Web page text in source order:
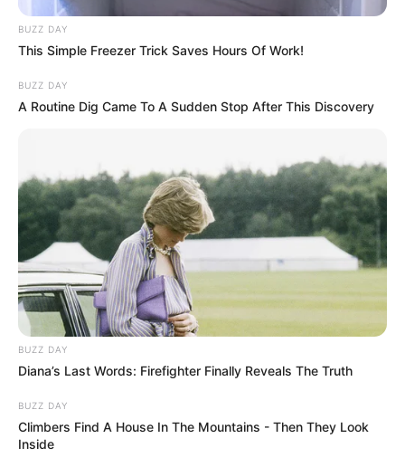
BUZZ DAY
This Simple Freezer Trick Saves Hours Of Work!
BUZZ DAY
A Routine Dig Came To A Sudden Stop After This Discovery
BUZZ DAY
Diana’s Last Words: Firefighter Finally Reveals The Truth
BUZZ DAY
Climbers Find A House In The Mountains - Then They Look
Inside